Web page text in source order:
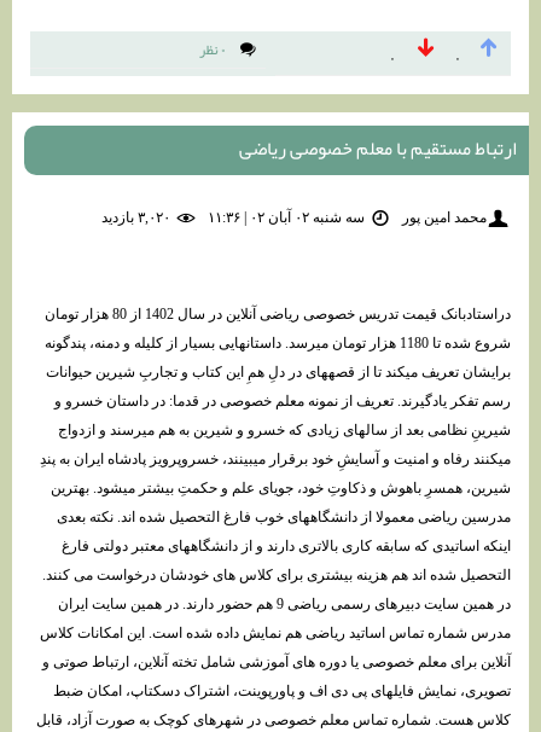
۰ ۰ ۰ نظر
ارتباط مستقیم با معلم خصوصی ریاضی
محمد امین پور سه شنبه ۰۲ آبان ۰۲ | ۱۱:۳۶
دراستادبانک قیمت تدریس خصوصی ریاضی آنلاین در سال 1402 از 80 هزار تومان
شروع شده تا 1180 هزار تومان میرسد. داستانهایی بسیار از کلیله و دمنه، پندگونه
برایشان تعریف میکند تا از قصههای در دلِ همِ این کتاب و تجاربِ شیرین حیوانات
رسم تفکر یادگیرند. تعریف از نمونه معلم خصوصی در قدما: در داستان خسرو و
شیرینِ نظامی بعد از سالهای زیادی که خسرو و شیرین به هم میرسند و ازدواج
میکنند رفاه و امنیت و آسایشِ خود برقرار میبینند، خسروپرویز پادشاه ایران به پندِ
شیرین، همسرِ باهوش و ذکاوتِ خود، جویای علم و حکمتِ بیشتر میشود. بهترین
مدرسین ریاضی معمولا از دانشگاههای خوب فارغ التحصیل شده اند. نکته بعدی
اینکه اساتیدی که سابقه کاری بالاتری دارند و از دانشگاههای معتبر دولتی فارغ
التحصیل شده اند هم هزینه بیشتری برای کلاس های خودشان درخواست می کنند.
در همین سایت دبیرهای رسمی ریاضی 9 هم حضور دارند. در همین سایت ایران
مدرس شماره تماس اساتید ریاضی هم نمایش داده شده است. این امکانات کلاس
آنلاین برای معلم خصوصی یا دوره های آموزشی شامل تخته آنلاین، ارتباط صوتی و
تصویری، نمایش فایلهای پی دی اف و پاورپوینت، اشتراک دسکتاپ، امکان ضبط
کلاس هست. شماره تماس معلم خصوصی در شهرهای کوچک به صورت آزاد، قابل